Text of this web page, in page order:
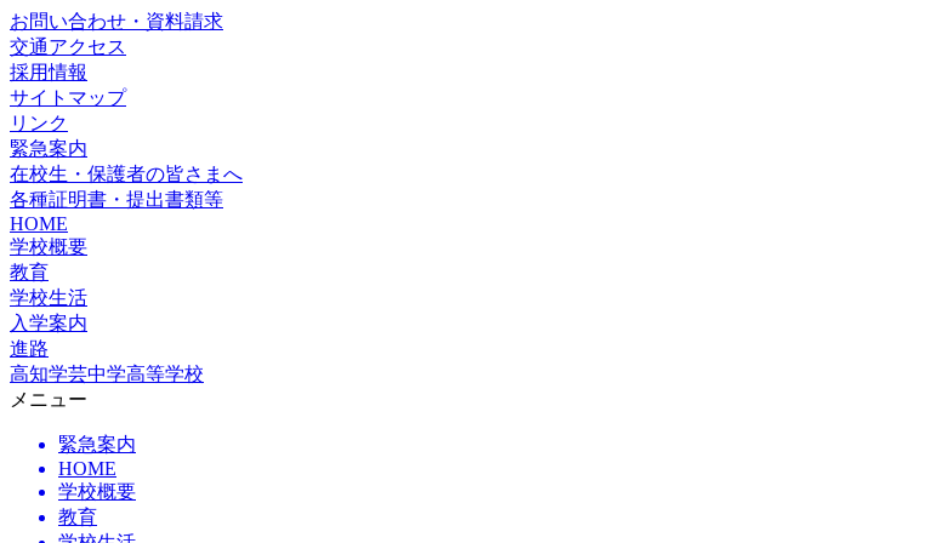
お問い合わせ・資料請求
交通アクセス
採用情報
サイトマップ
リンク
緊急案内
在校生・保護者の皆さまへ
各種証明書・提出書類等
HOME
学校概要
教育
学校生活
入学案内
進路
高知学芸中学高等学校
メニュー
緊急案内
HOME
学校概要
教育